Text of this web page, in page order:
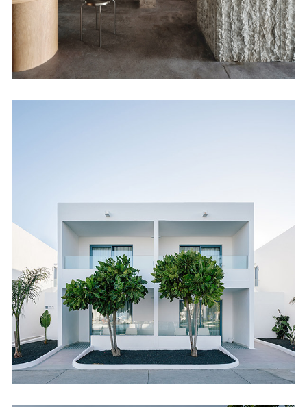
Oasis Lanz Beach
Mate
Hoteles